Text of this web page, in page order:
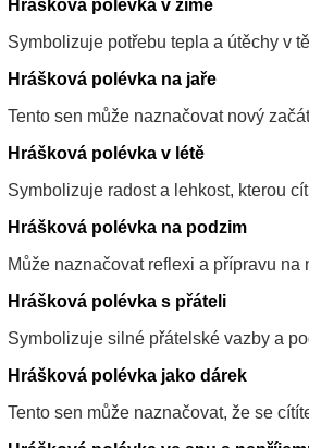
Hrášková polévka v zimě
Symbolizuje potřebu tepla a útěchy v
Hrášková polévka na jaře
Tento sen může naznačovat nový
Hrášková polévka v létě
Symbolizuje radost a lehkost, kterou
Hrášková polévka na podzim
Může naznačovat reflexi a přípravu na
Hrášková polévka s přáteli
Symbolizuje silné přátelské vazby a
Hrášková polévka jako dárek
Tento sen může naznačovat, že se